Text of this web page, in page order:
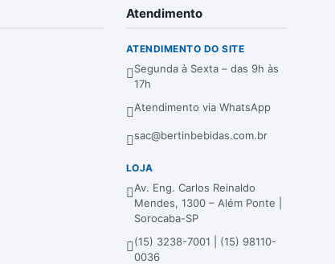
Atendimento
ATENDIMENTO DO SITE
Segunda à Sexta – das 9h às
17h
Atendimento via WhatsApp
sac@bertinbebidas.com.br
LOJA
Av. Eng. Carlos Reinaldo
Mendes, 1300 – Além Ponte |
Sorocaba-SP
(15) 3238-7001 | (15) 98110-
0036